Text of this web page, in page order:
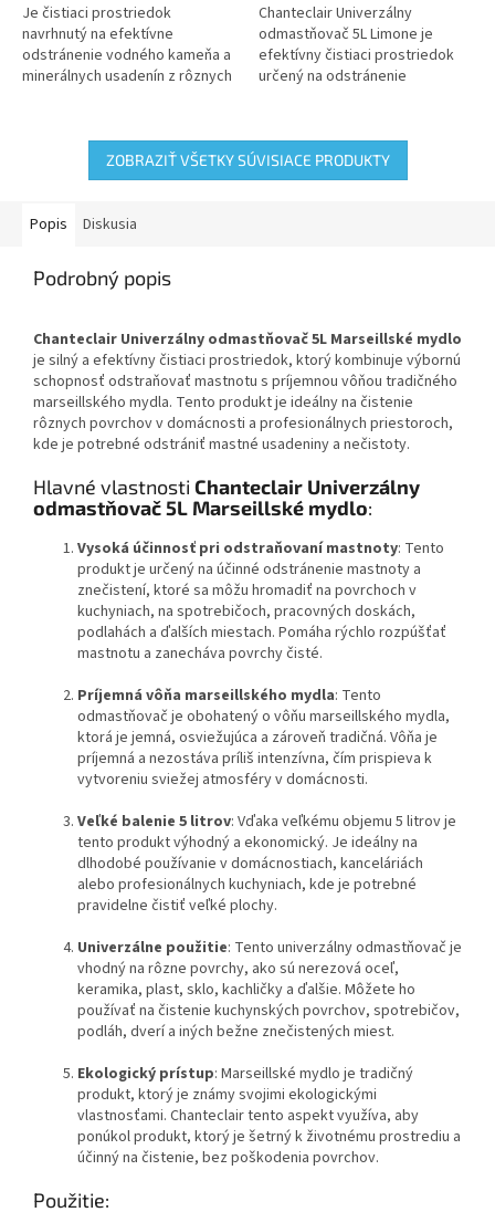
5
hviezdičiek.
Je čistiaci prostriedok
navrhnutý na efektívne
odstránenie vodného kameňa a
minerálnych usadenín z rôznych
5
hviezdičiek.
Chanteclair Univerzálny
odmastňovač 5L Limone je
efektívny čistiaci prostriedok
určený na odstránenie
a...
ZOBRAZIŤ VŠETKY SÚVISIACE PRODUKTY
Popis Diskusia
Podrobný popis
Chanteclair Univerzálny odmastňovač 5L Marseillské mydlo
je silný a efektívny čistiaci prostriedok, ktorý kombinuje výbornú
schopnosť odstraňovať mastnotu s príjemnou vôňou tradičného
marseillského mydla. Tento produkt je ideálny na čistenie
rôznych povrchov v domácnosti a profesionálnych priestoroch,
kde je potrebné odstrániť mastné usadeniny a nečistoty.
Hlavné vlastnosti Chanteclair Univerzálny
odmastňovač 5L Marseillské mydlo:
Vysoká účinnosť pri odstraňovaní mastnoty: Tento
produkt je určený na účinné odstránenie mastnoty a
znečistení, ktoré sa môžu hromadiť na povrchoch v
kuchyniach, na spotrebičoch, pracovných doskách,
podlahách a ďalších miestach. Pomáha rýchlo rozpúšťať
mastnotu a zanecháva povrchy čisté.
Príjemná vôňa marseillského mydla: Tento
odmastňovač je obohatený o vôňu marseillského mydla,
ktorá je jemná, osviežujúca a zároveň tradičná. Vôňa je
príjemná a nezostáva príliš intenzívna, čím prispieva k
vytvoreniu sviežej atmosféry v domácnosti.
Veľké balenie 5 litrov: Vďaka veľkému objemu 5 litrov je
tento produkt výhodný a ekonomický. Je ideálny na
dlhodobé používanie v domácnostiach, kanceláriách
alebo profesionálnych kuchyniach, kde je potrebné
pravidelne čistiť veľké plochy.
Univerzálne použitie: Tento univerzálny odmastňovač je
vhodný na rôzne povrchy, ako sú nerezová oceľ,
keramika, plast, sklo, kachličky a ďalšie. Môžete ho
používať na čistenie kuchynských povrchov, spotrebičov,
podláh, dverí a iných bežne znečistených miest.
Ekologický prístup: Marseillské mydlo je tradičný
produkt, ktorý je známy svojimi ekologickými
vlastnosťami. Chanteclair tento aspekt využíva, aby
ponúkol produkt, ktorý je šetrný k životnému prostrediu a
účinný na čistenie, bez poškodenia povrchov.
Použitie: